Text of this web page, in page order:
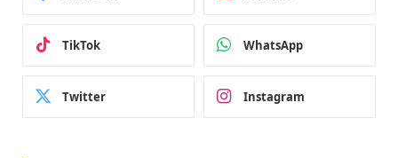
TikTok WhatsApp
Twitter Instagram